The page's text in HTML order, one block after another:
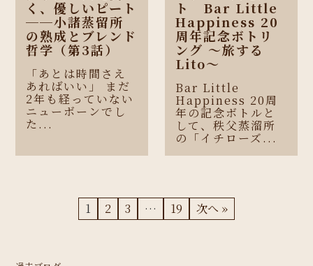
く、優しいピート
──小諸蒸留所
の熟成とブレンド
哲学（第3話）
「あとは時間さえ
あればいい」 まだ
2年も経っていない
ニューボーンでし
た...
ト Bar Little
Happiness 20
周年記念ボトリ
ング 〜旅する
Lito〜
Bar Little
Happiness 20周
年の記念ボトルと
して、秩父蒸溜所
の「イチローズ...
1 2 3 … 19 次へ »